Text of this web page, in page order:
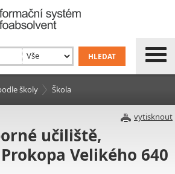
školy Škola
vytisknout
učiliště,
Velikého 640